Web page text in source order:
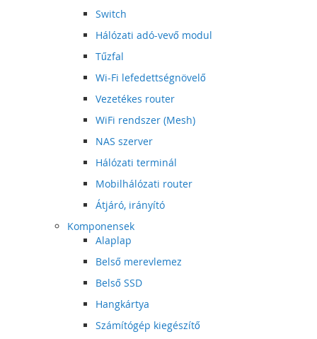
Switch
Hálózati adó-vevő modul
Tűzfal
Wi-Fi lefedettségnövelő
Vezetékes router
WiFi rendszer (Mesh)
NAS szerver
Hálózati terminál
Mobilhálózati router
Átjáró, irányító
Komponensek
Alaplap
Belső merevlemez
Belső SSD
Hangkártya
Számítógép kiegészítő